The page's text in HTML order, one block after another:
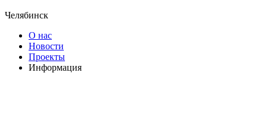
Челябинск
О нас
Новости
Проекты
Информация